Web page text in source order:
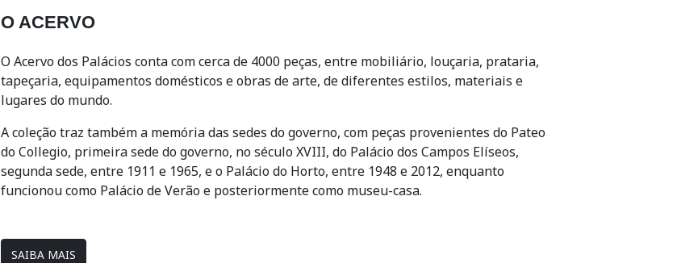
O ACERVO
O Acervo dos Palácios conta com cerca de 4000 peças, entre mobiliário, louçaria, prataria,
tapeçaria, equipamentos domésticos e obras de arte, de diferentes estilos, materiais e
lugares do mundo.
A coleção traz também a memória das sedes do governo, com peças provenientes do Pateo
do Collegio, primeira sede do governo, no século XVIII, do Palácio dos Campos Elíseos,
segunda sede, entre 1911 e 1965, e o Palácio do Horto, entre 1948 e 2012, enquanto
funcionou como Palácio de Verão e posteriormente como museu-casa.
SAIBA MAIS